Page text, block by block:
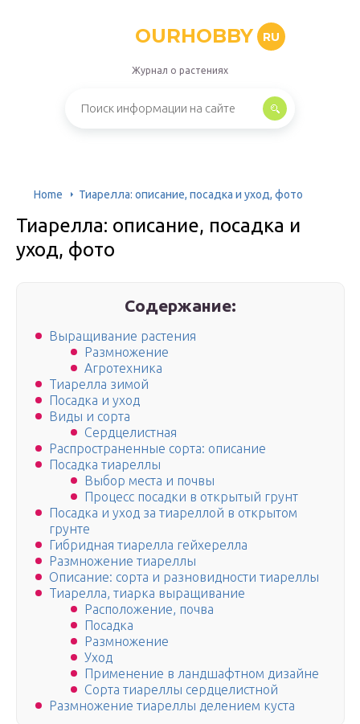
OURHOBBY RU
Журнал о растениях
Home Тиарелла: описание, посадка и уход, фото
Тиарелла: описание, посадка и
уход, фото
Содержание:
Выращивание растения
Размножение
Агротехника
Тиарелла зимой
Посадка и уход
Виды и сорта
Сердцелистная
Распространенные сорта: описание
Посадка тиареллы
Выбор места и почвы
Процесс посадки в открытый грунт
Посадка и уход за тиареллой в открытом
грунте
Гибридная тиарелла гейхерелла
Размножение тиареллы
Описание: сорта и разновидности тиареллы
Тиарелла, тиарка выращивание
Расположение, почва
Посадка
Размножение
Уход
Применение в ландшафтном дизайне
Сорта тиареллы сердцелистной
Размножение тиареллы делением куста